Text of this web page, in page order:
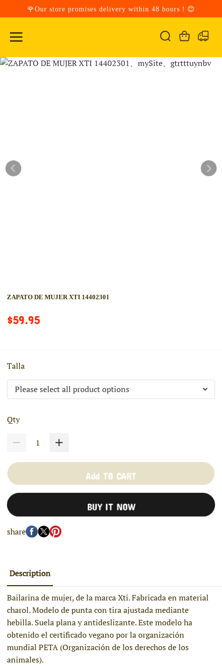
🌹Our store promises delivery within 48 hours！😊
ZAPATO DE MUJER XTI 14402301
$59.95
Talla
Qty
Add TO CART
BUY IT NOW
share
Description
Bailarina de mujer, de la marca Xti. Fabricada en material
charol. Modelo de punta con tira ajustada mediante
hebilla. Suela plana y antideslizante. Este modelo ha
obtenido el certificado vegano por la organización
mundial PETA (Organización de los derechos de los
animales).